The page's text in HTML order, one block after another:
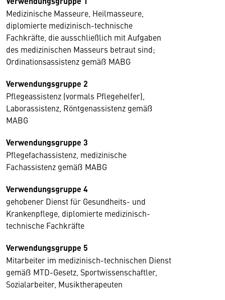
Medizinische Masseure, Heilmasseure,
diplomierte medizinisch-technische
Fachkräfte, die ausschließlich mit Aufgaben
des medizinischen Masseurs betraut sind;
Ordinationsassistenz gemäß MABG
Verwendungsgruppe 2
Pflegeassistenz (vormals Pflegehelfer),
Laborassistenz, Röntgenassistenz gemäß
MABG
Verwendungsgruppe 3
Pflegefachassistenz, medizinische
Fachassistenz gemäß MABG
Verwendungsgruppe 4
gehobener Dienst für Gesundheits- und
Krankenpflege, diplomierte medizinisch-
technische Fachkräfte
Verwendungsgruppe 5
Mitarbeiter im medizinisch-technischen Dienst
gemäß MTD-Gesetz, Sportwissenschaftler,
Sozialarbeiter, Musiktherapeuten